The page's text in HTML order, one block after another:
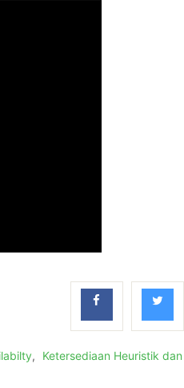
,
Ketersediaan Heuristik dan